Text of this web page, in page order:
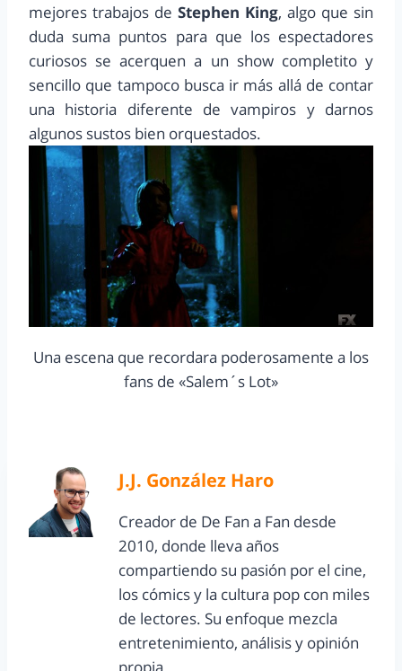
mejores trabajos de Stephen King, algo que sin
duda suma puntos para que los espectadores
curiosos se acerquen a un show completito y
sencillo que tampoco busca ir más allá de contar
una historia diferente de vampiros y darnos
algunos sustos bien orquestados.
Una escena que recordara poderosamente a los
fans de «Salem´s Lot»
J.J. González Haro
Creador de De Fan a Fan desde
2010, donde lleva años
compartiendo su pasión por el cine,
los cómics y la cultura pop con miles
de lectores. Su enfoque mezcla
entretenimiento, análisis y opinión
propia.